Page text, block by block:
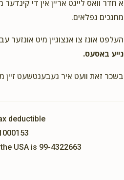
א חדר וואס לייגט אריין אין די
מחנכים נפלאים.
העלפט אונז צו אנצוגיין מיט אונזער
נייע באסעס.
בשכר זאת וועט איר געבענטשעט זיין
deductible
USA is 99-4322663